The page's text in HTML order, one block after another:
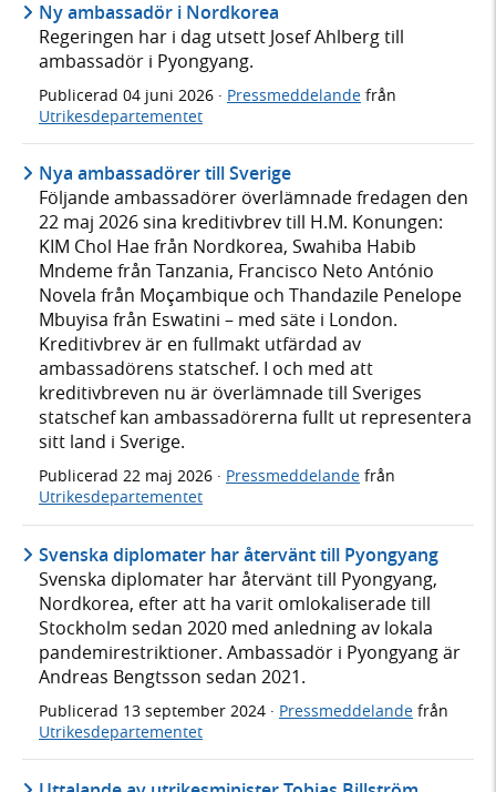
Ny ambassadör i Nordkorea
Regeringen har i dag utsett Josef Ahlberg till
ambassadör i Pyongyang.
Publicerad 04 juni 2026 · Pressmeddelande från
Utrikesdepartementet
Nya ambassadörer till Sverige
Följande ambassadörer överlämnade fredagen den
22 maj 2026 sina kreditivbrev till H.M. Konungen:
KIM Chol Hae från Nordkorea, Swahiba Habib
Mndeme från Tanzania, Francisco Neto António
Novela från Moçambique och Thandazile Penelope
Mbuyisa från Eswatini – med säte i London.
Kreditivbrev är en fullmakt utfärdad av
ambassadörens statschef. I och med att
kreditivbreven nu är överlämnade till Sveriges
statschef kan ambassadörerna fullt ut representera
sitt land i Sverige.
Publicerad 22 maj 2026 · Pressmeddelande från
Utrikesdepartementet
Svenska diplomater har återvänt till Pyongyang
Svenska diplomater har återvänt till Pyongyang,
Nordkorea, efter att ha varit omlokaliserade till
Stockholm sedan 2020 med anledning av lokala
pandemirestriktioner. Ambassadör i Pyongyang är
Andreas Bengtsson sedan 2021.
Publicerad 13 september 2024 · Pressmeddelande från
Utrikesdepartementet